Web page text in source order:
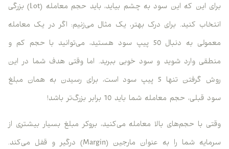
برای این که این سود به چشم بیاید، باید حجم معامله (Lot) بزرگی
انتخاب کنید. برای درک بهتر، یک مثال می‌زنیم: اگر در یک معامله
معمولی به دنبال 50 پیپ سود هستید، می‌توانید با حجم کم و
منطقی وارد شوید و سود خوبی ببرید. اما وقتی هدف شما در این
روش گرفتن تنها 5 پیپ سود است، برای رسیدن به همان مبلغ
سود قبلی، حجم معامله شما باید 10 برابر بزرگ‌تر باشد!
وقتی با حجم‌های بالا معامله می‌کنید، بروکر مبلغ بسیار بیشتری از
سرمایه شما را به عنوان مارجین (Margin) درگیر و قفل می‌کند.